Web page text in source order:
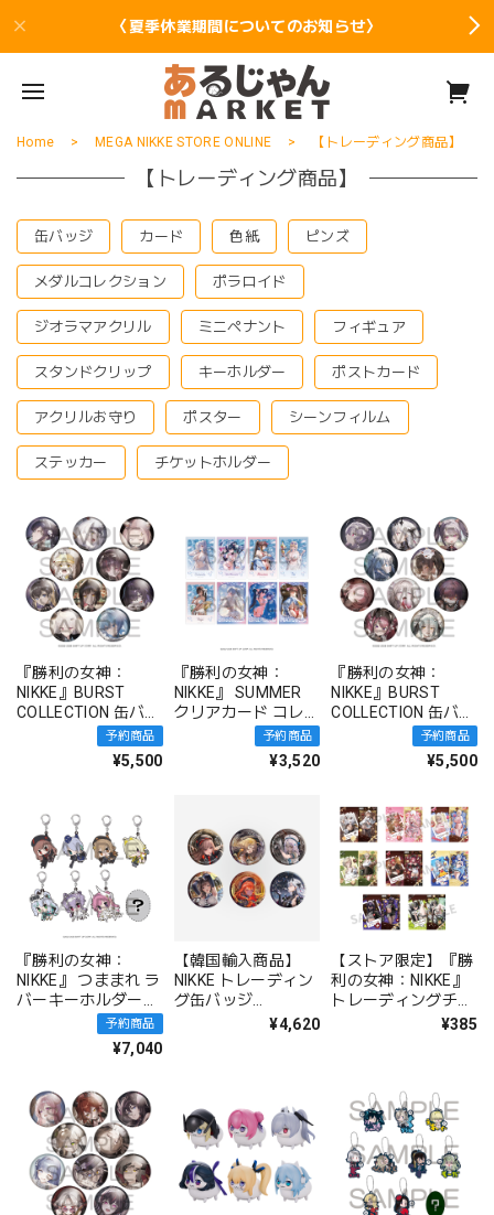
〈夏季休業期間についてのお知らせ〉
Home MEGA NIKKE STORE ONLINE 【トレーディング商品】
【トレーディング商品】
缶バッジ カード 色紙 ピンズ
メダルコレクション ポラロイド
ジオラマアクリル ミニペナント フィギュア
スタンドクリップ キーホルダー ポストカード
アクリルお守り ポスター シーンフィルム
ステッカー チケットホルダー
『勝利の女神：
NIKKE』BURST
COLLECTION 缶バッ
ジ Vol.9 BOX 全10種
予約商品
¥5,500
『勝利の女神：
NIKKE』 SUMMER
クリアカード コレク
ション BOX 予約商品
¥3,520
『勝利の女神：
NIKKE』BURST
COLLECTION 缶バッ
ジ Vol.8 BOX 全10種
予約商品
¥5,500
『勝利の女神：
NIKKE』 つままれ ラ
バーキーホルダー
Vol.1 BOX 全8種
予約商品
¥7,040
【韓国輸入商品】
NIKKE トレーディン
グ缶バッジ
COUNTERS BOX 全
¥4,620
【ストア限定】『勝
利の女神：NIKKE』
トレーディングチケ
¥385